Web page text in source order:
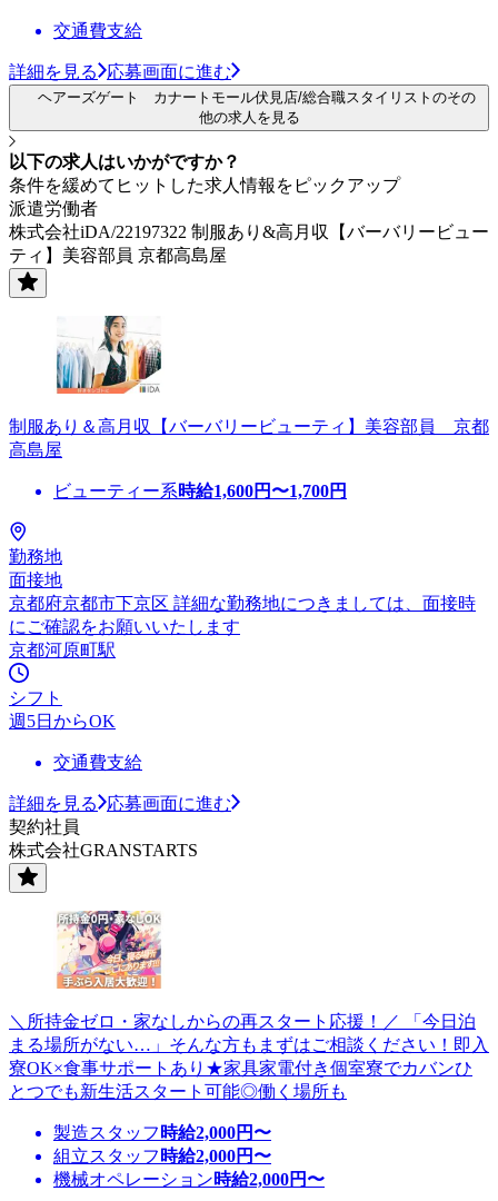
交通費支給
詳細を見る 応募画面に進む
ヘアーズゲート カナートモール伏見店/総合職スタイリストのその
他の求人を見る
以下の求人はいかがですか？
条件を緩めてヒットした求人情報をピックアップ
派遣労働者
株式会社iDA/22197322 制服あり&高月収【バーバリービュー
ティ】美容部員 京都高島屋
制服あり＆高月収【バーバリービューティ】美容部員 京都
高島屋
ビューティー系時給1,600円〜1,700円
勤務地
面接地
京都府京都市下京区 詳細な勤務地につきましては、面接時
にご確認をお願いいたします
京都河原町駅
シフト
週5日からOK
交通費支給
詳細を見る
応募画面に進む
契約社員
株式会社GRANSTARTS
＼所持金ゼロ・家なしからの再スタート応援！／ 「今日泊
まる場所がない…」そんな方もまずはご相談ください！即入
寮OK×食事サポートあり★家具家電付き個室寮でカバンひ
とつでも新生活スタート可能◎働く場所も
製造スタッフ 時給2,000円〜
組立スタッフ 時給2,000円〜
機械オペレーション時給2,000円〜